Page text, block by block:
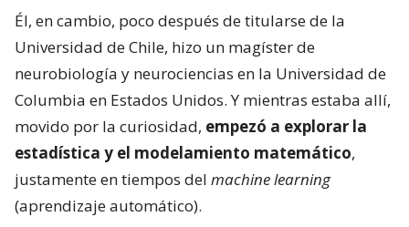
Él, en cambio, poco después de titularse de la
Universidad de Chile, hizo un magíster de
neurobiología y neurociencias en la Universidad de
Columbia en Estados Unidos. Y mientras estaba allí,
movido por la curiosidad, empezó a explorar la
estadística y el modelamiento matemático,
justamente en tiempos del machine learning
(aprendizaje automático).